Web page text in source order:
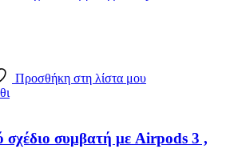
Προσθήκη στη λίστα μου
συμβατή με Airpods 3 ,